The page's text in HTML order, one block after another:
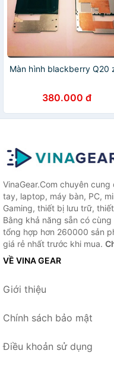
Màn hình blackberry Q20
380.000 đ
VinaGear.Com chuyên
tay, laptop, máy bàn, PC,
Gaming, thiết bị lưu trữ,
Bằng khả năng sẵn có
tổng hợp hơn 260000 sản
giá rẻ nhất trước khi mua.
VỀ VINA GEAR
Giới thiệu
Chính sách bảo mật
Điều khoản sử dụng